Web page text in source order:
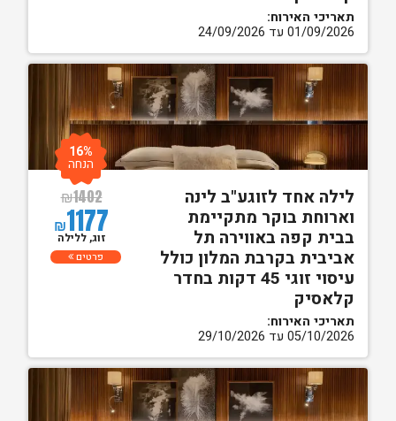
תאריכי האירוח:
01/09/2026 עד 24/09/2026
לילה אחד לזוגע"ב לינה
וארוחת בוקר מתקיימת
בבית קפה באווירה תל
אביבית בקרבת המלון כולל
עיסוי זוגי 45 דקות בחדר
קלאסיק
תאריכי האירוח:
05/10/2026 עד 29/10/2026
₪1402
₪1177
16%
הנחה
זוג, ללילה
פרטים